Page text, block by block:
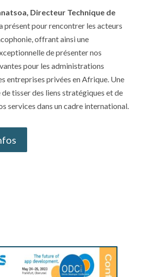
Directeur Technique de
présent pour rencontrer les acteurs
offrant ainsi une
de présenter nos
pour les administrations
entreprises privées en Afrique. Une
de tisser des liens stratégiques et de
services dans un cadre international.